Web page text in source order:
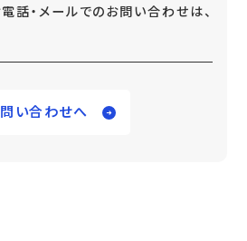
話・メールでのお問い合わせは、
い合わせへ